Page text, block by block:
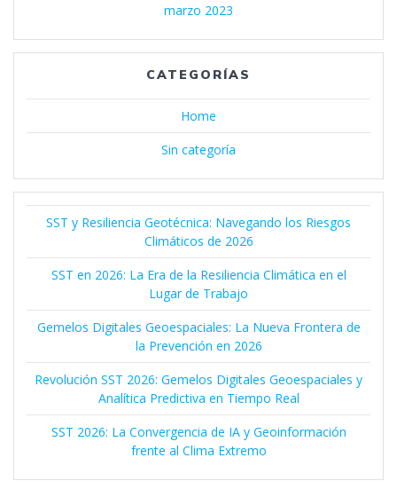
marzo 2023
CATEGORÍAS
Home
Sin categoría
SST y Resiliencia Geotécnica: Navegando los Riesgos
Climáticos de 2026
SST en 2026: La Era de la Resiliencia Climática en el
Lugar de Trabajo
Gemelos Digitales Geoespaciales: La Nueva Frontera de
la Prevención en 2026
Revolución SST 2026: Gemelos Digitales Geoespaciales y
Analítica Predictiva en Tiempo Real
SST 2026: La Convergencia de IA y Geoinformación
frente al Clima Extremo